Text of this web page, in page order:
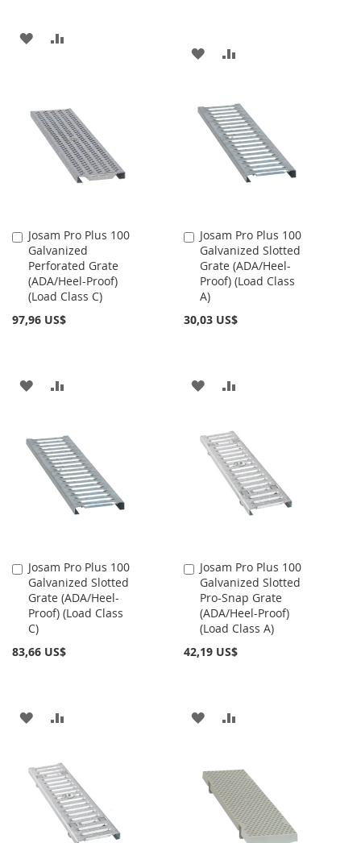
AÑADIR
LISTA
DESEOS
AÑADIR
LA
LISTA
COMPARAR
Josam Pro Plus 100
Galvanized
Perforated Grate
(ADA/Heel-Proof)
(Load Class C)
97,96 US$
Añadir
al
carrito
AÑADIR
LA
LISTA
COMPARAR
Josam Pro Plus 100
Galvanized Slotted
Grate (ADA/Heel-
Proof) (Load Class
A)
30,03 US$
Añadir
al
carrito
AÑADIR
LA
LISTA
COMPARAR
Josam Pro Plus 100
Galvanized Slotted
Grate (ADA/Heel-
Proof) (Load Class
C)
83,66 US$
Añadir
al
carrito
AÑADIR
LA
LISTA
COMPARAR
Josam Pro Plus 100
Galvanized Slotted
Pro-Snap Grate
(ADA/Heel-Proof)
(Load Class A)
42,19 US$
Añadir
al
carrito
AÑADIR
LA
LISTA
COMPARAR